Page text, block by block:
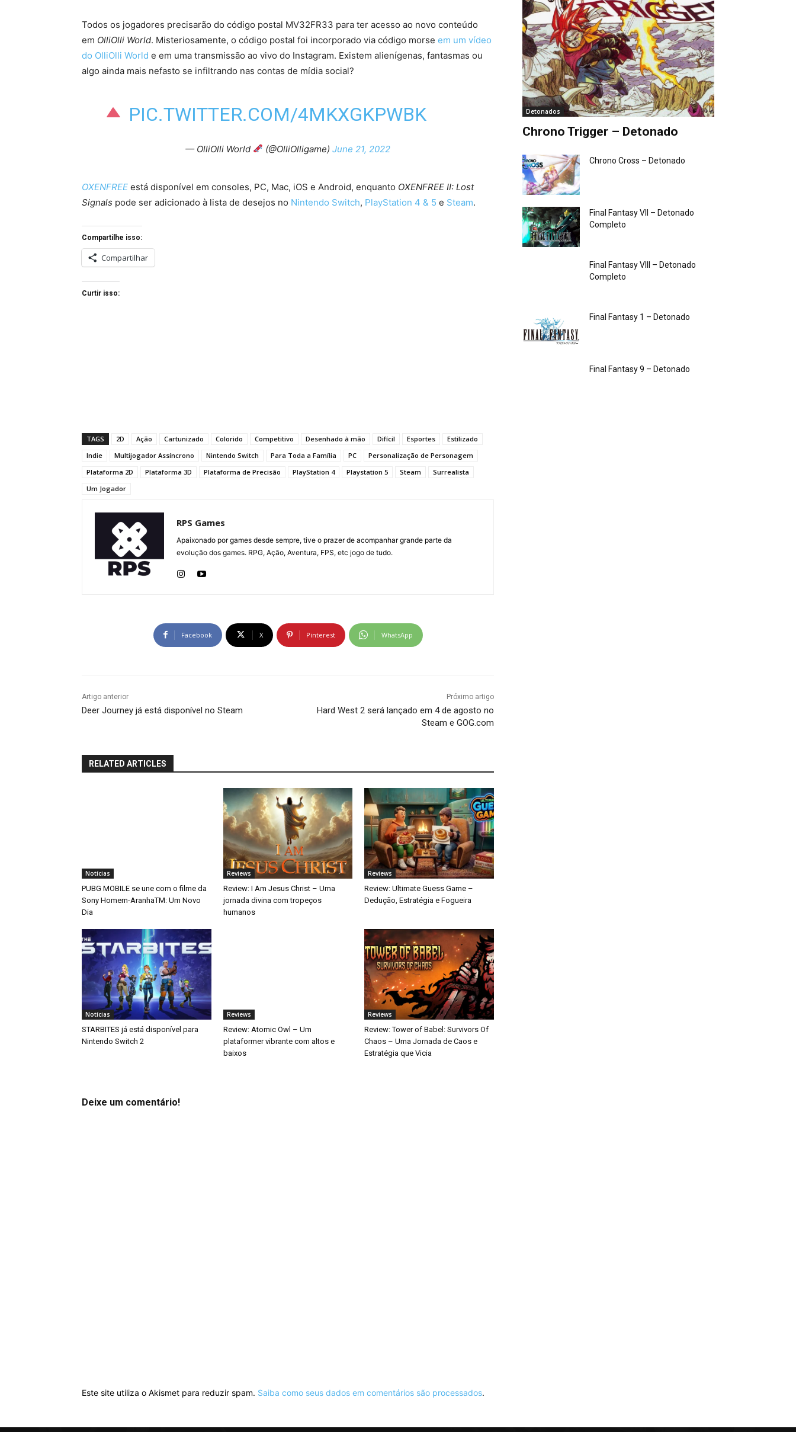
Todos os jogadores precisarão do código postal MV32FR33 para ter acesso ao novo conteúdo
em OlliOlli World. Misteriosamente, o código postal foi incorporado via código morse em um vídeo
do OlliOlli World e em uma transmissão ao vivo do Instagram. Existem alienígenas, fantasmas ou
algo ainda mais nefasto se infiltrando nas contas de mídia social?
PIC.TWITTER.COM/4MKXGKPWBK
— OlliOlli World (@OlliOlligame)June 21, 2022
OXENFREE está disponível em consoles, PC, Mac, iOS e Android, enquanto OXENFREE II: Lost
Signals pode ser adicionado à lista de desejos no Nintendo Switch, PlayStation 4 & 5 e Steam.
Compartilhe isso:
Compartilhar
Curtir isso:
Detonados
Chrono Trigger – Detonado
Chrono Cross – Detonado
Final Fantasy VII – Detonado
Completo
Final Fantasy VIII – Detonado
Completo
Final Fantasy 1 – Detonado
Final Fantasy 9 – Detonado
TAGS 2D Ação Cartunizado Colorido Competitivo Desenhado à mão Difícil Esportes
Estilizado
Indie
Multijogador Assíncrono Nintendo Switch Para Toda a Família PC
Personalização de Personagem
Plataforma 2D
Plataforma 3D Plataforma de Precisão PlayStation 4 Playstation 5 Steam
Surrealista
Um Jogador
RPS Games
Apaixonado por games desde sempre, tive o prazer de acompanhar grande parte da
evolução dos games. RPG, Ação, Aventura, FPS, etc jogo de tudo.
Facebook X Pinterest WhatsApp
Artigo anterior
Deer Journey já está disponível no Steam
Próximo artigo
Hard West 2 será lançado em 4 de agosto no
Steam e GOG.com
RELATED ARTICLES
Notícias
PUBG MOBILE se une com o filme da
Sony Homem-AranhaTM: Um Novo
Dia
Reviews
Review: I Am Jesus Christ – Uma
jornada divina com tropeços
humanos
Reviews
Review: Ultimate Guess Game –
Dedução, Estratégia e Fogueira
Notícias
STARBITES já está disponível para
Nintendo Switch 2
Reviews
Review: Atomic Owl – Um
plataformer vibrante com altos e
baixos
Reviews
Review: Tower of Babel: Survivors Of
Chaos – Uma Jornada de Caos e
Estratégia que Vicia
Deixe um comentário!
Este site utiliza o Akismet para reduzir spam. Saiba como seus dados em comentários são processados.